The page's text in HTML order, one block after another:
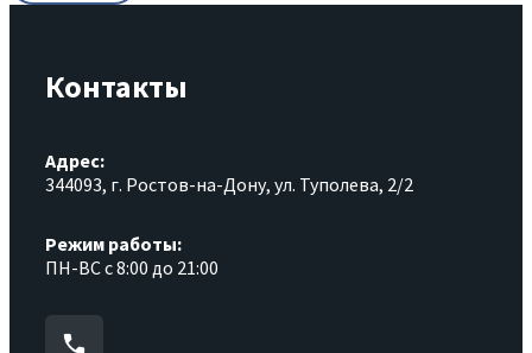
Контакты
Адрес:
344093, г. Ростов-на-Дону, ул. Туполева, 2/2
Режим работы:
ПН-ВС с 8:00 до 21:00